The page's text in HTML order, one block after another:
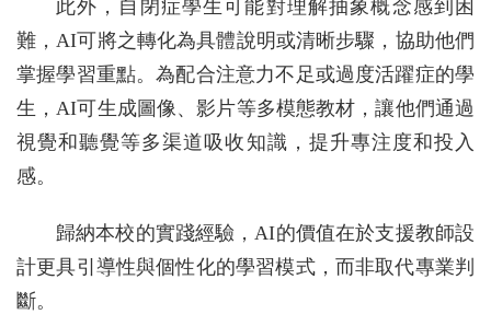
此外，自閉症學生可能對理解抽象概念感到困
難，AI可將之轉化為具體說明或清晰步驟，協助他們
掌握學習重點。為配合注意力不足或過度活躍症的學
生，AI可生成圖像、影片等多模態教材，讓他們通過
視覺和聽覺等多渠道吸收知識，提升專注度和投入
感。
歸納本校的實踐經驗，AI的價值在於支援教師設
計更具引導性與個性化的學習模式，而非取代專業判
斷。